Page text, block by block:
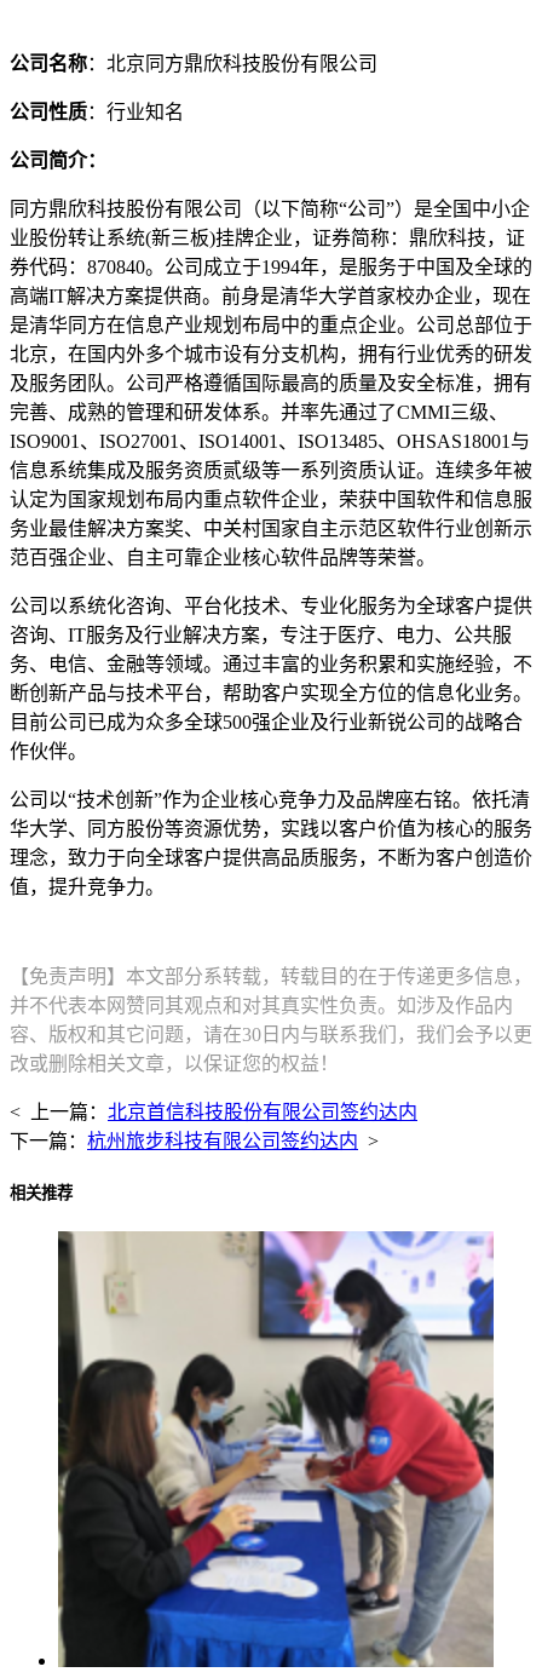
公司名称：北京同方鼎欣科技股份有限公司
公司性质：行业知名
公司简介：
同方鼎欣科技股份有限公司（以下简称“公司”）是全国中小企
业股份转让系统(新三板)挂牌企业，证券简称：鼎欣科技，证
券代码：870840。公司成立于1994年，是服务于中国及全球的
高端IT解决方案提供商。前身是清华大学首家校办企业，现在
是清华同方在信息产业规划布局中的重点企业。公司总部位于
北京，在国内外多个城市设有分支机构，拥有行业优秀的研发
及服务团队。公司严格遵循国际最高的质量及安全标准，拥有
完善、成熟的管理和研发体系。并率先通过了CMMI三级、
ISO9001、ISO27001、ISO14001、ISO13485、OHSAS18001与
信息系统集成及服务资质贰级等一系列资质认证。连续多年被
认定为国家规划布局内重点软件企业，荣获中国软件和信息服
务业最佳解决方案奖、中关村国家自主示范区软件行业创新示
范百强企业、自主可靠企业核心软件品牌等荣誉。
公司以系统化咨询、平台化技术、专业化服务为全球客户提供
咨询、IT服务及行业解决方案，专注于医疗、电力、公共服
务、电信、金融等领域。通过丰富的业务积累和实施经验，不
断创新产品与技术平台，帮助客户实现全方位的信息化业务。
目前公司已成为众多全球500强企业及行业新锐公司的战略合
作伙伴。
公司以“技术创新”作为企业核心竞争力及品牌座右铭。依托清
华大学、同方股份等资源优势，实践以客户价值为核心的服务
理念，致力于向全球客户提供高品质服务，不断为客户创造价
值，提升竞争力。
【免责声明】本文部分系转载，转载目的在于传递更多信息，
并不代表本网赞同其观点和对其真实性负责。如涉及作品内
容、版权和其它问题，请在30日内与联系我们，我们会予以更
改或删除相关文章，以保证您的权益！
< 上一篇： 北京首信科技股份有限公司签约达内
下一篇： 杭州旅步科技有限公司签约达内 >
相关推荐